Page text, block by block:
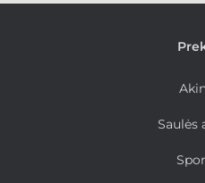
Saulės